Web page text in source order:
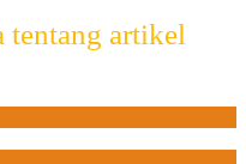
tentang artikel